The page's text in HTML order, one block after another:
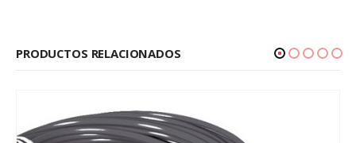
PRODUCTOS RELACIONADOS